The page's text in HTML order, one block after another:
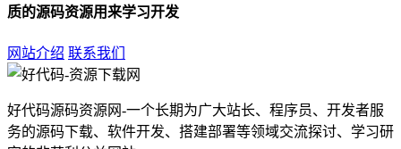
质的源码资源用来学习开发
网站介绍 联系我们
好代码源码资源网-一个长期为广大站长、程序员、开发者服
务的源码下载、软件开发、搭建部署等领域交流探讨、学习研